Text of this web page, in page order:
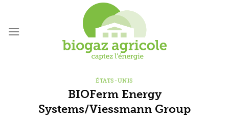
content
ÉTATS-UNIS
BIOFerm Energy
Systems/Viessmann Group